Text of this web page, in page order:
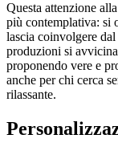
Questa attenzione
più contemplativa: si
lascia coinvolgere
produzioni si
proponendo vere e
anche per chi cerca
rilassante.